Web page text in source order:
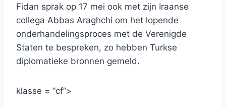
Fidan sprak op 17 mei ook met zijn Iraanse
collega Abbas Araghchi om het lopende
onderhandelingsproces met de Verenigde
Staten te bespreken, zo hebben Turkse
diplomatieke bronnen gemeld.
klasse = “cf”>